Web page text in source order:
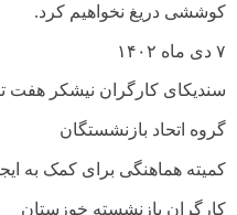
کوششی دریغ نخواهیم کرد.
۷ دی ماه ۱۴۰۲
سندیکای کارگران نیشکر هفت
گروه اتحاد بازنشستگان
کمیته هماهنگی برای کمک به
کارگران بازنشسته خوزستان